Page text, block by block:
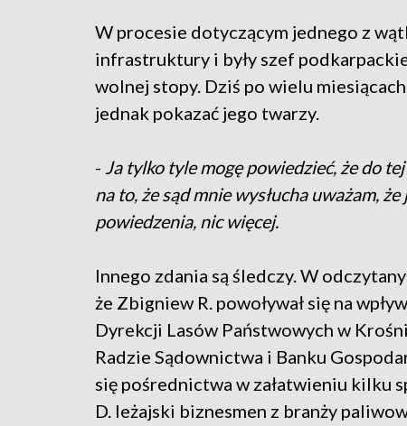
W procesie dotyczącym jednego z
infrastruktury i były szef
wolnej stopy. Dziś po wielu
jednak pokazać jego twarzy.
- Ja tylko tyle mogę powiedzieć, że do
na to, że sąd mnie wysłucha uważam,
powiedzenia, nic więcej.
Innego zdania są śledczy. W
że Zbigniew R. powoływał się na
Dyrekcji Lasów Państwowych w
Radzie Sądownictwa i Banku
się pośrednictwa w załatwieniu kilku
D. leżajski biznesmen z branży